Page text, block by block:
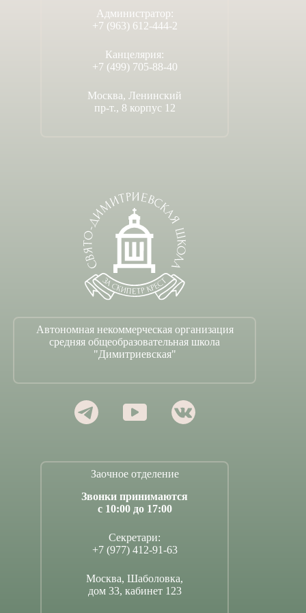
Администратор:
+7 (963) 612-444-2
Канцелярия:
+7 (499) 705-88-40
Москва, Ленинский
пр-т., 8 корпус 12
Автономная некоммерческая организация
средняя общеобразовательная школа
"Димитриевская"
Заочное отделение
Звонки принимаются
с 10:00 до 17:00
Секретари:
+7 (977) 412-91-63
Москва, Шаболовка,
дом 33, кабинет 123